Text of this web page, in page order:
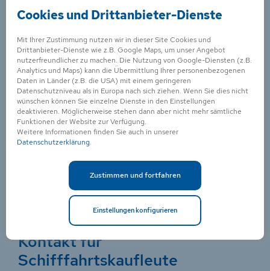
Kontakt für
Bord-Ausbildungen
Berufsbildungsstelle Seeschifffahrt (BBS)
Buschhöhe 8
28357 Bremen
Telefon: +49 421 1 73 67-0
Telefax: +49 421 1 73 67-15
ahoi@machmeer.de
www.machmeer.de
Kontakt für
Schifffahrtskaufleute
Zustimmen und fortfahren
Einstellungen konfigurieren
Cookies und Drittanbieter-Dienste
Mit Ihrer Zustimmung nutzen wir in dieser Site Cookies und
Drittanbieter-Dienste wie z.B. Google Maps, um unser Angebot
nutzerfreundlicher zu machen. Die Nutzung von Google-Diensten (z.B.
Analytics und Maps) kann die Übermittlung Ihrer personenbezogenen
Daten in Länder (z.B. die USA) mit einem geringeren
Datenschutzniveau als in Europa nach sich ziehen. Wenn Sie dies nicht
wünschen können Sie einzelne Dienste in den Einstellungen
deaktivieren. Möglicherweise stehen dann aber nicht mehr sämtliche
Funktionen der Website zur Verfügung.
Weitere Informationen finden Sie auch in unserer
Datenschutzerklärung.